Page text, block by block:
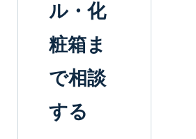
ル・化
粧箱ま
で相談
する